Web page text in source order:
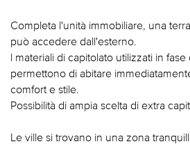
Completa l'unità immobiliare, una
può accedere dall'esterno.
l materiali di capitolato utilizzati in
permettono di abitare
comfort e stile.
Possibilità di ampia scelta di extra
Le ville si trovano in una zona